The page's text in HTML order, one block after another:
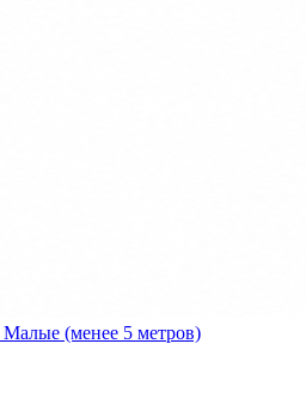
Малые (менее 5 метров)